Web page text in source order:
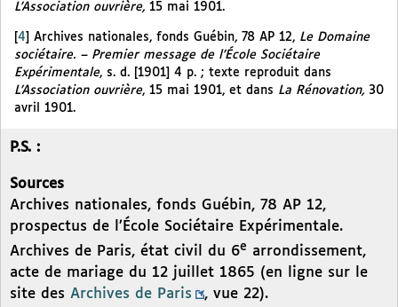
L’Association ouvrière, 15 mai 1901.
[4] Archives nationales, fonds Guébin, 78 AP 12, Le Domaine
sociétaire. – Premier message de l’École Sociétaire
Expérimentale, s. d. [1901] 4 p. ; texte reproduit dans
L’Association ouvrière, 15 mai 1901, et dans La Rénovation, 30
avril 1901.
P.S. :
Sources
Archives nationales, fonds Guébin, 78 AP 12,
prospectus de l’École Sociétaire Expérimentale.
Archives de Paris, état civil du 6e arrondissement,
acte de mariage du 12 juillet 1865 (en ligne sur le
site des Archives de Paris
, vue 22).